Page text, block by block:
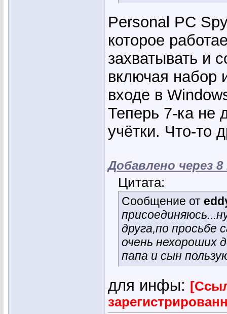
Personal PC
которое
захватывать и
включая набор
входе в
Теперь 7-ка не
учётки. Что-то
Добавлено через
Цитата:
Сообщение от
друга,по просьбе
очень нехороших
папа и сын
для инфы: